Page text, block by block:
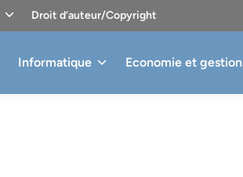
Droit d’auteur/Copyright
Informatique Economie et gestion